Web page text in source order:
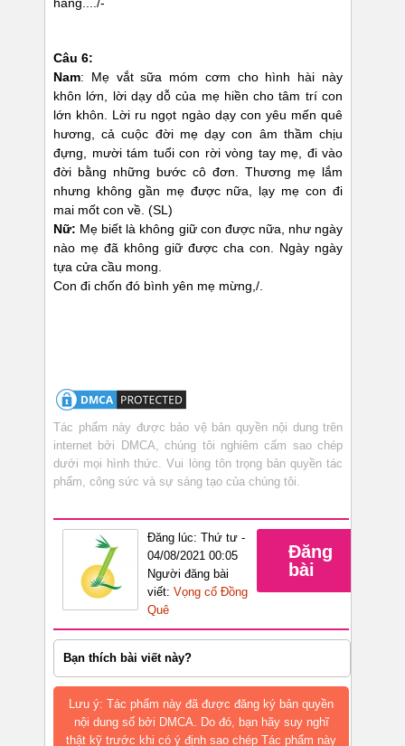
hàng..../-
Câu 6:
Nam: Mẹ vắt sữa móm cơm cho hình hài này
khôn lớn, lời dạy dỗ của mẹ hiền cho tâm trí con
lớn khôn. Lời ru ngọt ngào dạy con yêu mến quê
hương, cả cuộc đời mẹ dạy con âm thầm chịu
đựng, mười tám tuổi con rời vòng tay mẹ, đi vào
đời bằng những bước cô đơn. Thương mẹ lắm
nhưng không gần mẹ được nữa, lạy mẹ con đi
mai mốt con về. (SL)
Nữ: Mẹ biết là không giữ con được nữa, như ngày
nào mẹ đã không giữ được cha con. Ngày ngày
tựa cửa cầu mong.
Con đi chốn đó bình yên mẹ mừng,/.
Tác phẩm này được bảo vệ bản quyền nội dung trên
internet bởi DMCA, chúng tôi nghiêm cấm sao chép
dưới mọi hình thức. Vui lòng tôn trọng bản quyền tác
phẩm, công sức và sự sáng tạo của chúng tôi.
Đăng lúc: Thứ tư -
04/08/2021 00:05
Người đăng bài
viết: Vọng cổ Đồng
Quê
Đăng
bài
Bạn thích bài viết này?
Lưu ý: Tác phẩm này đã được đăng ký bản quyền
nội dung số bởi DMCA. Do đó, bạn hãy suy nghĩ
thật kỹ trước khi có ý định sao chép Tác phẩm này